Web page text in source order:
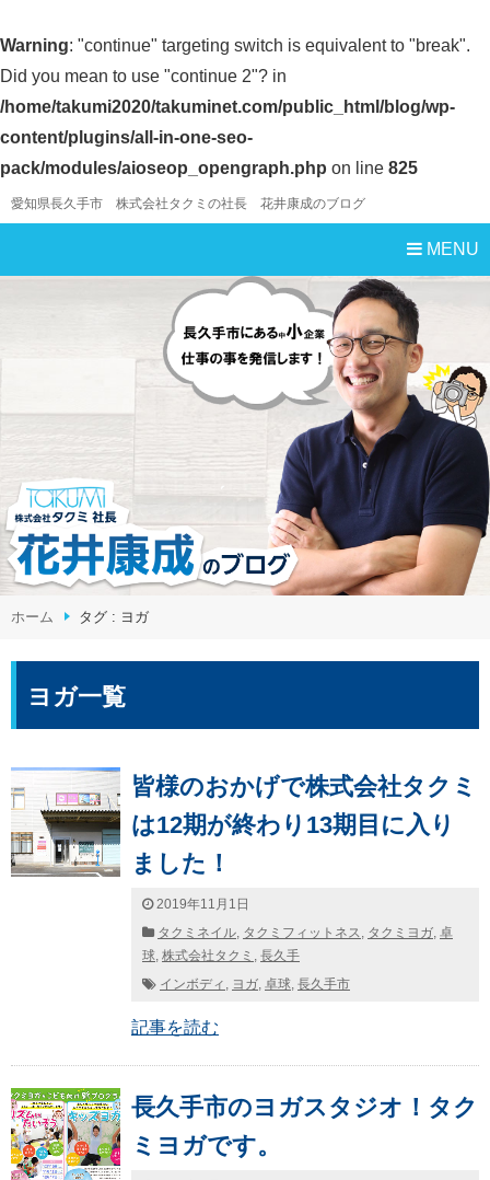
Warning: "continue" targeting switch is equivalent to "break".
Did you mean to use "continue 2"? in
/home/takumi2020/takuminet.com/public_html/blog/wp-
content/plugins/all-in-one-seo-
pack/modules/aioseop_opengraph.php on line 825
愛知県長久手市 株式会社タクミの社長 花井康成のブログ
MENU
ホーム タグ : ヨガ
ヨガ一覧
皆様のおかげで株式会社タクミ
は12期が終わり13期目に入り
ました！
2019年11月1日
タクミネイル, タクミフィットネス, タクミヨガ, 卓
球, 株式会社タクミ , 長久手
インボディ , ヨガ, 卓球, 長久手市
記事を読む
長久手市のヨガスタジオ！タク
ミヨガです。